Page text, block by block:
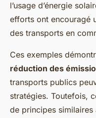
l’usage d’énergie
efforts ont encouragé
des transports en
Ces exemples
réduction des
transports publics
stratégies. Toutefois,
de principes